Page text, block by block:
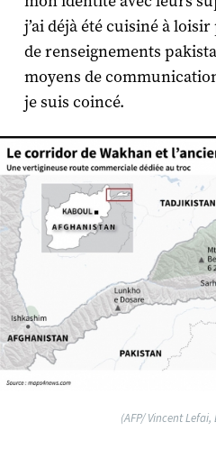
j’ai déjà été cuisiné à
de renseignements
moyens de
je suis coincé.
(AFP/ Vincent Lefai,